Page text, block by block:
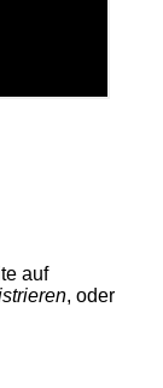
auf
, oder